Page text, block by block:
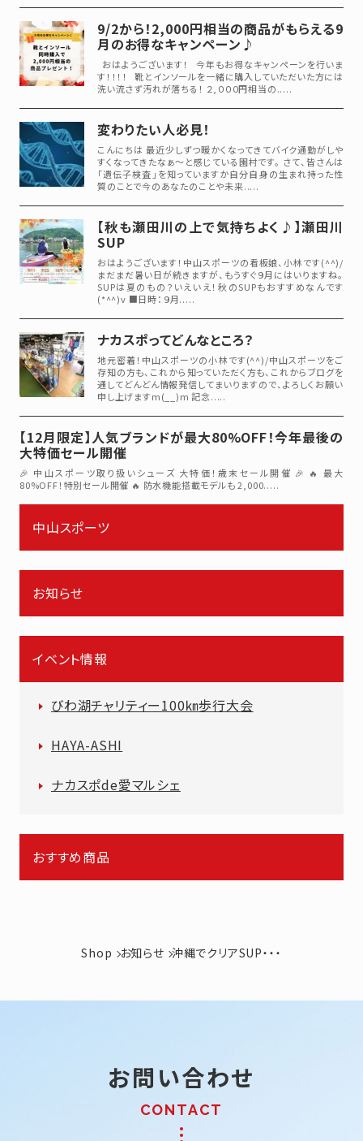
9/2から！2,000円相当の商品がもらえる9
月のお得なキャンペーン♪
おはようございます！ 今年もお得なキャンペーンを行いま
す！！！！ 靴とインソールを一緒に購入していただいた方には
洗い流さず汚れが落ちる！ ２,０００円相当の.....
変わりたい人必見！
こんにちは 最近少しずつ暖かくなってきてバイク通勤がしや
すくなってきたなぁ～と感じている園村です。 さて、皆さんは
「遺伝子検査」を知っていますか自分自身の生まれ持った性
質のことで今のあなたのことや未来.....
【秋も瀬田川の上で気持ちよく♪】瀬田川
SUP
おはようございます！中山スポーツの看板娘、小林です(^^)/
まだまだ暑い日が続きますが、もうすぐ９月にはいりますね。
SUPは夏のもの？いえいえ！秋のSUPもおすすめなんです
(*^^)v ■日時：９月.....
ナカスポってどんなところ？
地元密着！中山スポーツの小林です(^^)/中山スポーツをご
存知の方も、これから知っていただく方も、これからブログを
通してどんどん情報発信してまいりますので、よろしくお願い
申し上げますm(__)m 記念.....
【12月限定】人気ブランドが最大80%OFF！今年最後の
大特価セール開催
🎉 中山スポーツ取り扱いシューズ 大特価！歳末セール開催 🎉 🔥 最大
80%OFF！特別セール開催 🔥 防水機能搭載モデルも 2,000.....
中山スポーツ
お知らせ
イベント情報
びわ湖チャリティー100㎞歩行大会
HAYA-ASHI
ナカスポde愛マルシェ
おすすめ商品
Shop お知らせ 沖縄でクリアSUP・・・
お問い合わせ